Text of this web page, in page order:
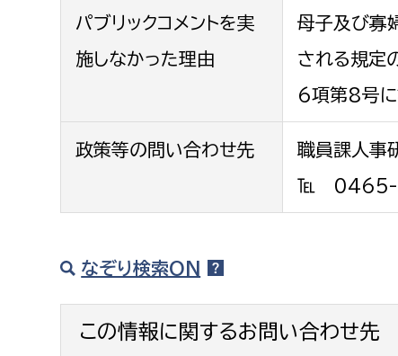
労働者
福祉健康部
福祉政策課
障がい福祉課
健康づくり課
子ども
子ども
子ども
保育課
建設部
建設政策課
国県事業推進課
出納室
パブリックコメントを実
施しなかった理由
母子及び寡
される規定
6項第8号に
政策等の問い合わせ先
職員課人事
℡ 0465-
なぞり検索ON
この情報に関するお問い合わせ先